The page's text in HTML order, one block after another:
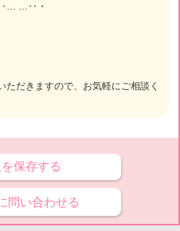
‥… …‥・
だきますので、お気軽にご相談く
保存する
問い合わせる